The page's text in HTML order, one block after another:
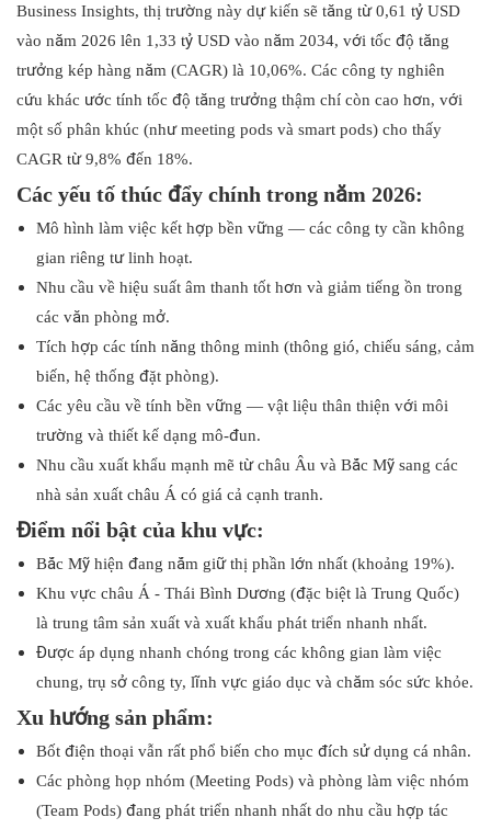
Business Insights, thị trường này dự kiến ​​sẽ tăng từ 0,61 tỷ USD
vào năm 2026 lên 1,33 tỷ USD vào năm 2034, với tốc độ tăng
trưởng kép hàng năm (CAGR) là 10,06%. Các công ty nghiên
cứu khác ước tính tốc độ tăng trưởng thậm chí còn cao hơn, với
một số phân khúc (như meeting pods và smart pods) cho thấy
CAGR từ 9,8% đến 18%.
Các yếu tố thúc đẩy chính trong năm 2026:
Mô hình làm việc kết hợp bền vững — các công ty cần không
gian riêng tư linh hoạt.
Nhu cầu về hiệu suất âm thanh tốt hơn và giảm tiếng ồn trong
các văn phòng mở.
Tích hợp các tính năng thông minh (thông gió, chiếu sáng, cảm
biến, hệ thống đặt phòng).
Các yêu cầu về tính bền vững — vật liệu thân thiện với môi
trường và thiết kế dạng mô-đun.
Nhu cầu xuất khẩu mạnh mẽ từ châu Âu và Bắc Mỹ sang các
nhà sản xuất châu Á có giá cả cạnh tranh.
Điểm nổi bật của khu vực:
Bắc Mỹ hiện đang nắm giữ thị phần lớn nhất (khoảng 19%).
Khu vực châu Á - Thái Bình Dương (đặc biệt là Trung Quốc)
là trung tâm sản xuất và xuất khẩu phát triển nhanh nhất.
Được áp dụng nhanh chóng trong các không gian làm việc
chung, trụ sở công ty, lĩnh vực giáo dục và chăm sóc sức khỏe.
Xu hướng sản phẩm:
Bốt điện thoại vẫn rất phổ biến cho mục đích sử dụng cá nhân.
Các phòng họp nhóm (Meeting Pods) và phòng làm việc nhóm
(Team Pods) đang phát triển nhanh nhất do nhu cầu hợp tác